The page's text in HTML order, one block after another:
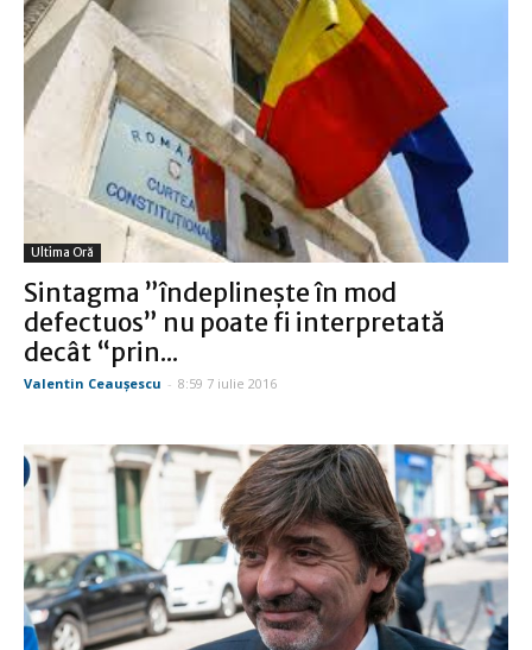
Ultima Oră
Sintagma ”îndeplineşte în mod
defectuos” nu poate fi interpretată
decât “prin...
Valentin Ceauşescu - 8:59 7 iulie 2016